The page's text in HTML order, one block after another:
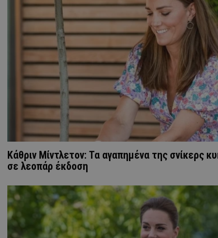
Κάθριν Μίντλετον: Τα αγαπημένα της σνίκερς
σε λεοπάρ έκδοση